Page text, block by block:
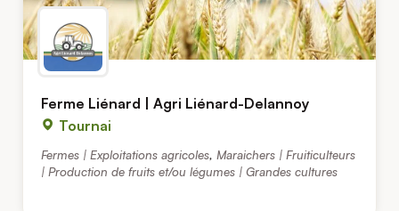
Ferme Liénard | Agri Liénard-Delannoy
Tournai
Fermes | Exploitations agricoles, Maraichers | Fruiticulteurs
| Production de fruits et/ou légumes | Grandes cultures